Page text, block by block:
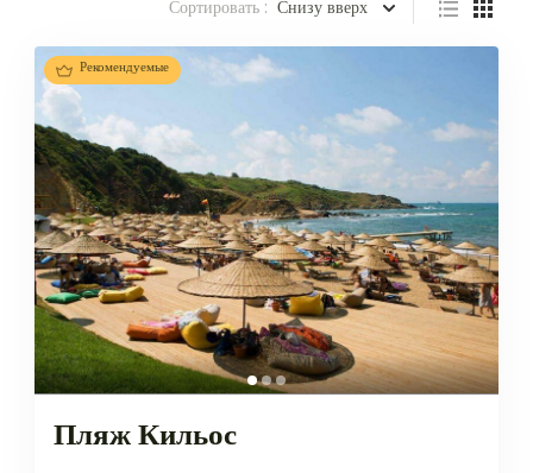
Сортировать : Снизу вверх
Рекомендуемые
Пляж Кильос